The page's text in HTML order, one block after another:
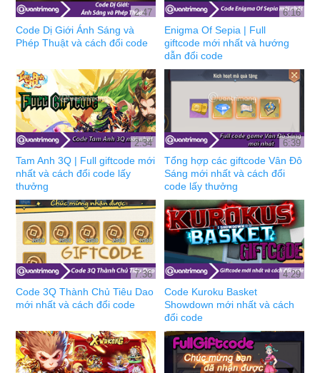
2:47
Code Dị Giới Ánh Sáng và
Phép Thuật và cách đổi code
6:16
Enigma Of Sepia | Full
giftcode mới nhất và hướng
dẫn đổi code
2:34
Tam Anh 3Q | Full giftcode mới
nhất và cách đổi code lấy
thưởng
6:39
Tổng hợp các giftcode Vân Đô
Sáng mới nhất và cách đổi
code lấy thưởng
7:36
Code 3Q Thành Chủ Tiêu Dao
mới nhất và cách đổi code
4:29
Code Kuroku Basket
Showdown mới nhất và cách
đổi code